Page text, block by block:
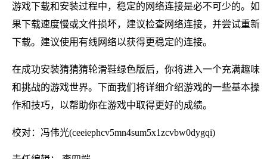
游戏下载和安装过程中，稳定的网络连接是必不可少的。如
果下载速度慢或文件损坏，建议检查网络连接，并尝试重新
下载。建议使用有线网络以获得更稳定的连接。
在成功安装猜猜猜轮滑鞋绿色版后，你将进入一个充满趣味
和挑战的游戏世界。下面我们将详细介绍游戏的一些基本操
作和技巧，以帮助你在游戏中取得更好的成绩。
校对：冯伟光(ceeiephcv5mn4sum5x1zcvbw0dygqi)